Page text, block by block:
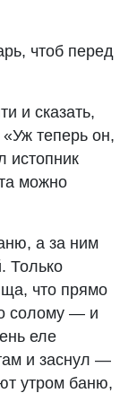
чтоб перед
и сказать,
теперь он,
истопник
можно
а за ним
Только
что прямо
солому — и
еле
и заснул —
утром баню,